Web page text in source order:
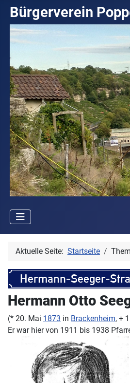
Bürgerverein
Aktuelle Seite: Startseite
Hermann Otto
(* 20. Mai 1873 in Brackenheim, +
Er war hier von 1911 bis 1938